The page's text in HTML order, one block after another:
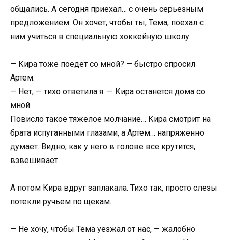
общались. А сегодня приехал… с очень серьезным
предложением. Он хочет, чтобы ты, Тема, поехал с
ним учиться в специальную хоккейную школу.
— Кира тоже поедет со мной? — быстро спросил
Артем.
— Нет, — тихо ответила я. — Кира останется дома со
мной.
Повисло такое тяжелое молчание… Кира смотрит на
брата испуганными глазами, а Артем… напряженно
думает. Видно, как у него в голове все крутится,
взвешивает.
А потом Кира вдруг заплакала. Тихо так, просто слезы
потекли ручьем по щекам.
— Не хочу, чтобы Тема уезжал от нас, — жалобно